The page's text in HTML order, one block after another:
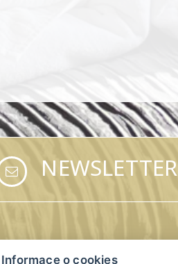
NEWSLETTER
Informace o cookies